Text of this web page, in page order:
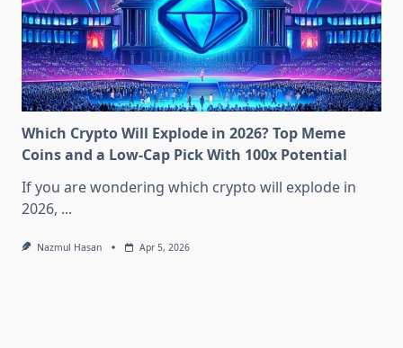
Which Crypto Will Explode in 2026? Top Meme
Coins and a Low-Cap Pick With 100x Potential
If you are wondering which crypto will explode in
2026, ...
Nazmul Hasan Apr 5, 2026